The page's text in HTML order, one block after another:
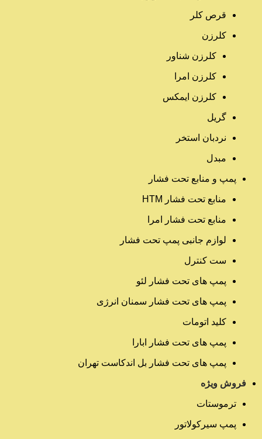
قرص کلر
کلرزن
کلرزن شناور
کلرزن امرا
کلرزن ایمکس
گریل
نردبان استخر
مبدل
پمپ و منابع تحت فشار
منابع تحت فشار HTM‎
منابع تحت فشار امرا
لوازم جانبی پمپ تحت فشار
ست کنترل
پمپ های تحت فشار لئو
پمپ های تحت فشار سمنان انرژی
کلید اتومات
پمپ های تحت فشار ابارا
پمپ های تحت فشار بل اندکاست تهران
فروش ویژه
ترموستات
پمپ سیرکولاتور